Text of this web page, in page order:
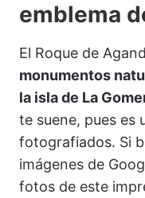
emblema
El Roque de
monumentos
la isla de La
te suene, pues es
fotografiados. Si
imágenes de
fotos de este